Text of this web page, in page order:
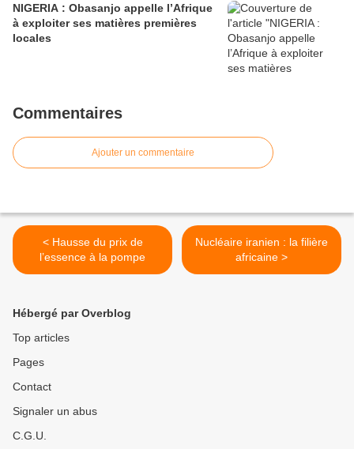
NIGERIA : Obasanjo appelle l’Afrique
à exploiter ses matières premières
locales
Commentaires
Ajouter un commentaire
< Hausse du prix de
l’essence à la pompe
Nucléaire iranien : la filière
africaine >
Hébergé par Overblog
Top articles
Pages
Contact
Signaler un abus
C.G.U.